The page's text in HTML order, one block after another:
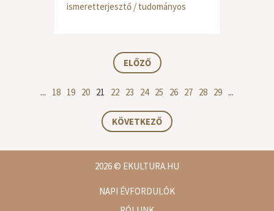
ismeretterjesztő / tudományos
ELŐZŐ
... 18 19 20 21 22 23 24 25 26 27 28 29 ...
KÖVETKEZŐ
2026© EKULTURA.HU
NAPI ÉVFORDULÓK